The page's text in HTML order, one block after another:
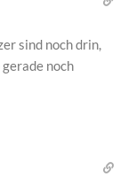
sind noch drin,
noch